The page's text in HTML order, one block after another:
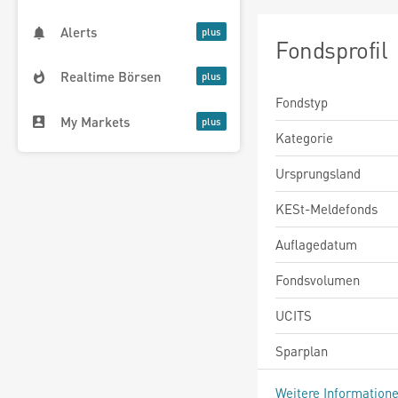
Alerts
Realtime Börsen
My Markets
Fondsprofil
Fondstyp
Kategorie
Ursprungsland
KESt-Meldefonds
Auflagedatum
Fondsvolumen
UCITS
Sparplan
Weitere